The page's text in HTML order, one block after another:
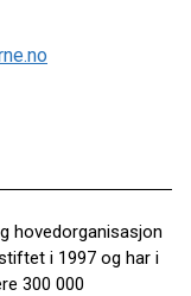
hovedorganisasjon
i 1997 og har i
300 000